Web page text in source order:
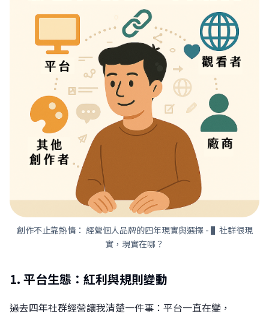
創作不止靠熱情： 經營個人品牌的四年現實與選擇 - ▌社群很現
實，現實在哪？
1. 平台生態：紅利與規則變動
過去四年社群經營讓我清楚一件事：平台一直在變，